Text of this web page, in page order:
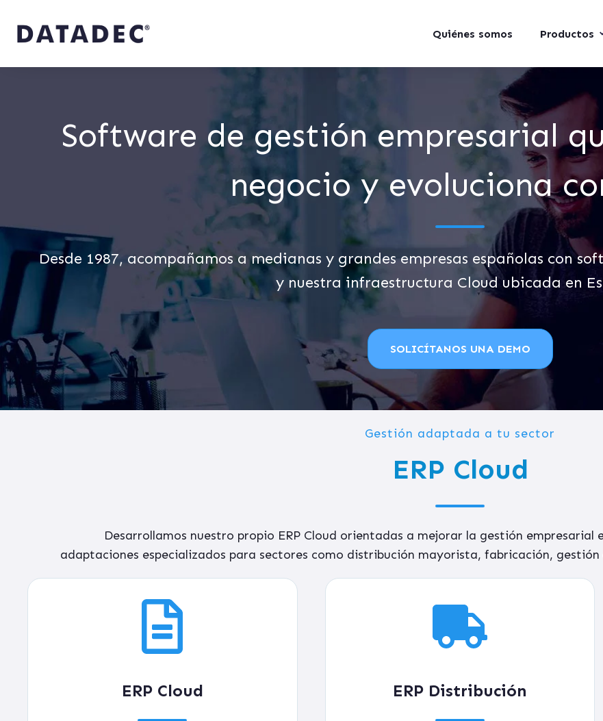
Quiénes somos Productos
Software de gestión empresarial
negocio y evoluciona
Desde 1987, acompañamos a medianas y grandes empresas españolas con
y nuestra infraestructura Cloud ubicada en
SOLICÍTANOS UNA DEMO
Gestión adaptada a tu sector
ERP Cloud
Desarrollamos nuestro propio ERP Cloud orientadas a mejorar la gestión empresarial
adaptaciones especializados para sectores como distribución mayorista, fabricación,
ERP Cloud ERP Distribución